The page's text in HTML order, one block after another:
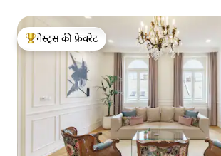
गेस्ट्स का टॉप फ़ेवरेट
गेस्ट्स की फ़ेवरेट